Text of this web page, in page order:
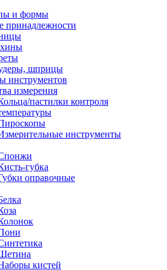
и формы
принадлежности
шприцы
инструментов
измерения
пастилки контроля
инструменты
губка
оправочные
кистей